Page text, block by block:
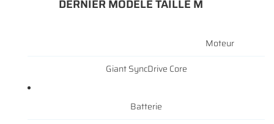
VALIDER VOTRE PANIER
l'adresse email indiqué ci-dessus. Vous pouvez vous désinscrire à tout moment en
INSCRIPTION
DERNIER MODELE TAILLE M
Moteur
Giant SyncDrive Core
Batterie